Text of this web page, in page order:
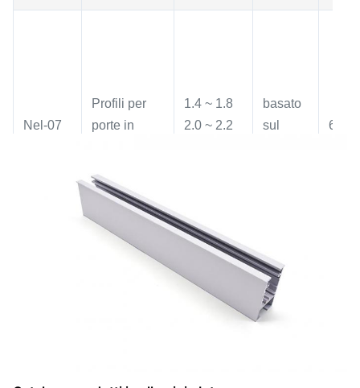
Nel-07
Profili per
porte in
1.4 ~ 1.8
2.0 ~ 2.2
basato
sul
6000